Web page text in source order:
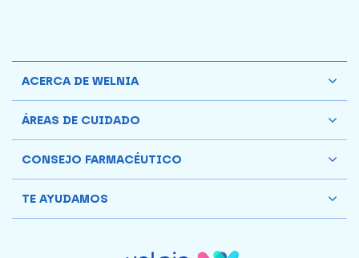
ACERCA DE WELNIA
ÁREAS DE CUIDADO
CONSEJO FARMACÉUTICO
TE AYUDAMOS